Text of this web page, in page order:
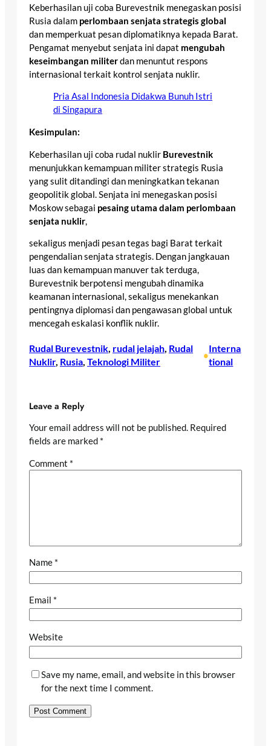
Keberhasilan uji coba Burevestnik menegaskan posisi
Rusia dalam perlombaan senjata strategis global
dan memperkuat pesan diplomatiknya kepada Barat.
Pengamat menyebut senjata ini dapat mengubah
keseimbangan militerdan menuntut respons
internasional terkait kontrol senjata nuklir.
Pria Asal Indonesia Didakwa Bunuh Istri
di Singapura
Kesimpulan:
Keberhasilan uji coba rudal nuklir Burevestnik
menunjukkan kemampuan militer strategis Rusia
yang sulit ditandingi dan meningkatkan tekanan
geopolitik global. Senjata ini menegaskan posisi
Moskow sebagai pesaing utama dalam perlombaan
senjata nuklir,
sekaligus menjadi pesan tegas bagi Barat terkait
pengendalian senjata strategis. Dengan jangkauan
luas dan kemampuan manuver tak terduga,
Burevestnik berpotensi mengubah dinamika
keamanan internasional, sekaligus menekankan
pentingnya diplomasi dan pengawasan global untuk
mencegah eskalasi konflik nuklir.
Rudal Burevestnik rudal jelajah Rudal
Nuklir, Rusia Teknologi Militer
•
Interna
tional
Leave a Reply
Your email address will not be published. Required
fields are marked *
Comment *
Name *
Email *
Website
Save my name, email, and website in this browser
for the next time I comment.